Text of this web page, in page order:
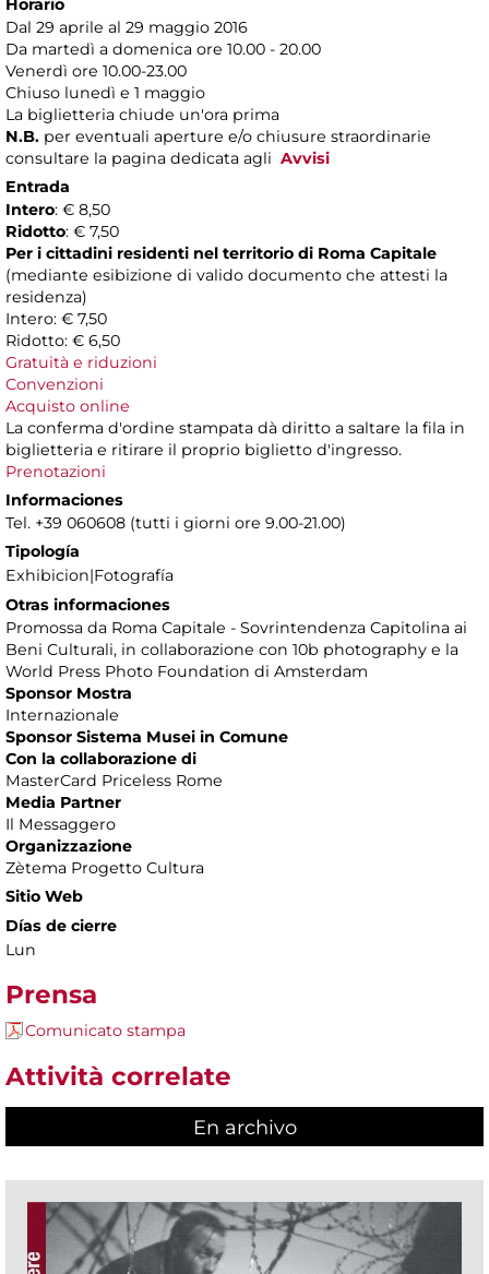
Horario
Dal 29 aprile al 29 maggio 2016
Da martedì a domenica ore 10.00 - 20.00
Venerdì ore 10.00-23.00
Chiuso lunedì e 1 maggio
La biglietteria chiude un'ora prima
N.B. per eventuali aperture e/o chiusure straordinarie
consultare la pagina dedicata agli Avvisi
Entrada
Intero: € 8,50
Ridotto: € 7,50
Per i cittadini residenti nel territorio di Roma Capitale
(mediante esibizione di valido documento che attesti la
residenza)
Intero: € 7,50
Ridotto: € 6,50
Gratuità e riduzioni
Convenzioni
Acquisto online
La conferma d'ordine stampata dà diritto a saltare la fila in
biglietteria e ritirare il proprio biglietto d'ingresso.
Prenotazioni
Informaciones
Tel. +39 060608 (tutti i giorni ore 9.00-21.00)
Tipología
Exhibicion|Fotografía
Otras informaciones
Promossa da Roma Capitale - Sovrintendenza Capitolina ai
Beni Culturali, in collaborazione con 10b photography e la
World Press Photo Foundation di Amsterdam
Sponsor Mostra
Internazionale
Sponsor Sistema Musei in Comune
Con la collaborazione di
MasterCard Priceless Rome
Media Partner
Il Messaggero
Organizzazione
Zètema Progetto Cultura
Sitio Web
Días de cierre
Lun
Prensa
Comunicato stampa
Attività correlate
En archivo